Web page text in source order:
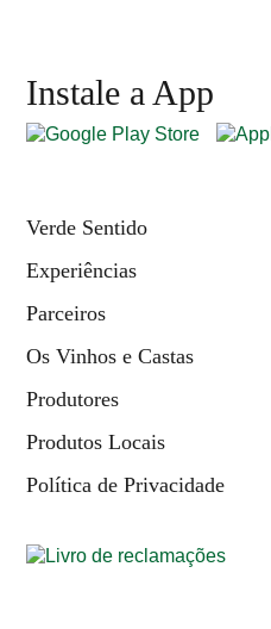
Instale a App
Verde Sentido
Experiências
Parceiros
Os Vinhos e Castas
Produtores
Produtos Locais
Política de Privacidade